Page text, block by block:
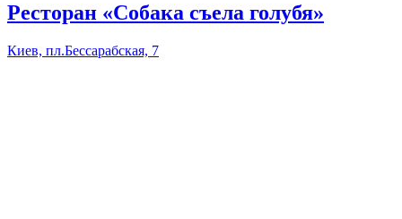
Ресторан «Собака съела голубя»
Киев, пл.Бессарабская, 7